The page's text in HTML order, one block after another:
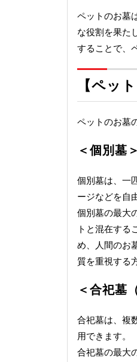
ペットのお墓
な役割を果た
することで、
【ペッ
ペットのお墓
＜個別墓＞
個別墓は、一
ージなどを自
個別墓の最大
トと混在する
め、人間のお
質を重視する
＜合祀墓
合祀墓は、複
用できます。
合祀墓の最大